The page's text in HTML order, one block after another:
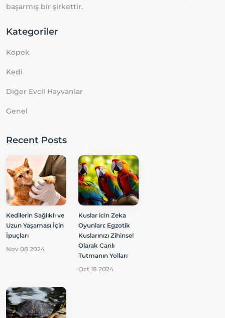
başarmış bir şirkettir.
Kategoriler
Köpek
Kedi
Diğer Evcil Hayvanlar
Genel
Recent Posts
Kedilerin Sağlıklı ve
Uzun Yaşaması İçin
İpuçları
Nov 08 2024
Kuslar icin Zeka
Oyunları: Egzotik
Kuslarınızı Zihinsel
Olarak Canlı
Tutmanın Yolları
Oct 18 2024